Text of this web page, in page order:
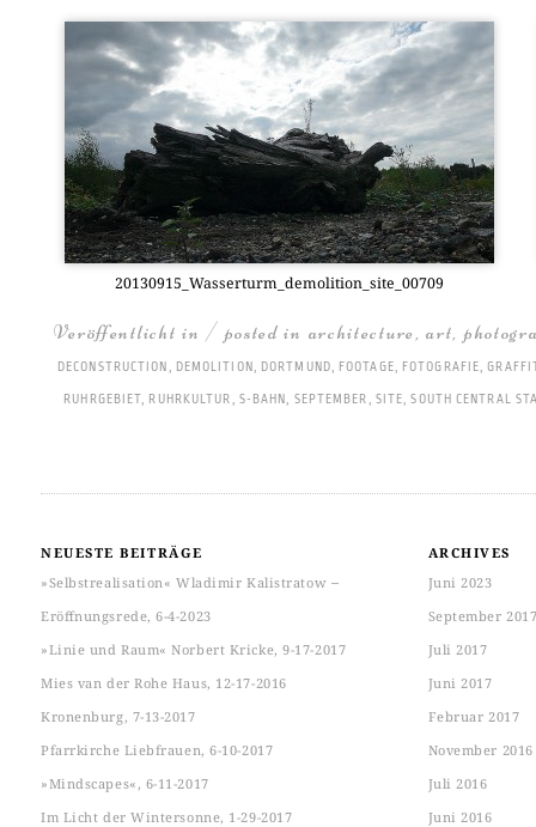
20130915_Wasserturm_demolition_site_00709
Veröffentlicht in / posted in architecture,art,
DECONSTRUCTION , DEMOLITION, DORTMUND, FOOTAGE, FOTOGRAFIE,
RUHRGEBIET, RUHRKULTUR, S-BAHN, SEPTEMBER, SITE,SOUTH CENTRAL
NEUESTE BEITRÄGE
»Selbstrealisation« Wladimir Kalistratow ‒
Eröffnungsrede, 6-4-2023
»Linie und Raum« Norbert Kricke, 9-17-2017
Mies van der Rohe Haus, 12-17-2016
Kronenburg, 7-13-2017
Pfarrkirche Liebfrauen, 6-10-2017
»Mindscapes«, 6-11-2017
Im Licht der Wintersonne, 1-29-2017
ARCHIVES
Juni 2023
September
Juli 2017
Juni 2017
Februar 2017
November 2016
Juli 2016
Juni 2016